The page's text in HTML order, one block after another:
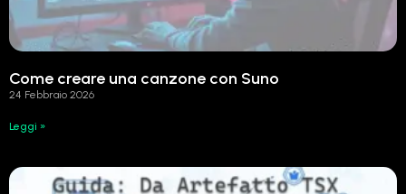
Come creare una canzone con Suno
24 Febbraio 2026
Leggi »